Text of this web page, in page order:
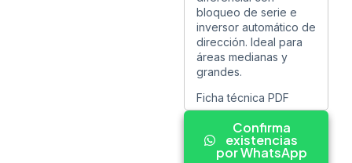
bloqueo de serie e
inversor automático de
dirección. Ideal para
áreas medianas y
grandes.
Ficha técnica PDF
Confirma
existencias
por WhatsApp